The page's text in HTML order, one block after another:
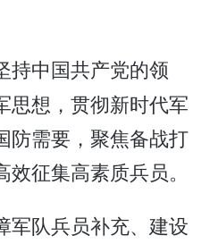
持中国共产党的领
思想，贯彻新时代军
防需要，聚焦备战打
征集高素质兵员。
军队兵员补充、建设